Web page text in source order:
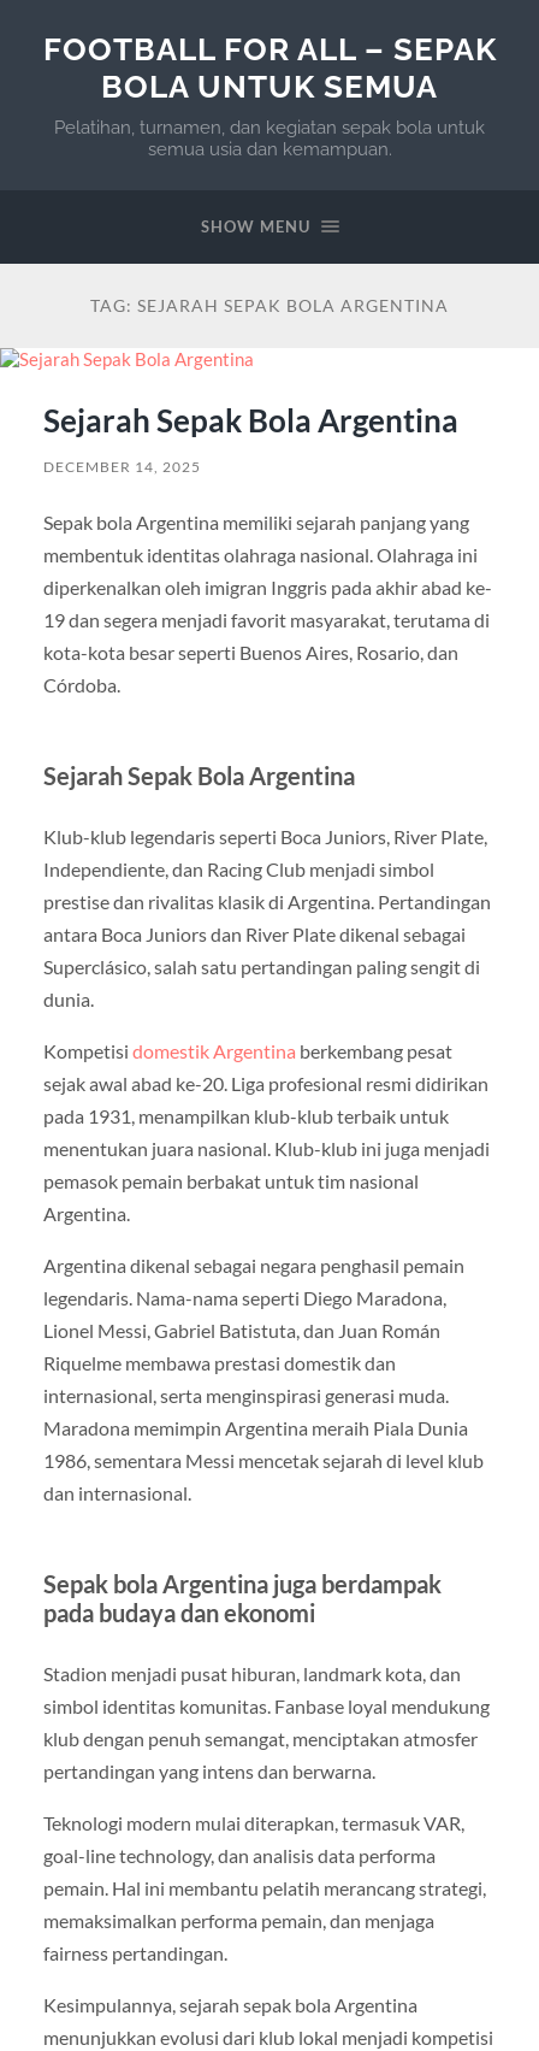
FOOTBALL FOR ALL – SEPAK
BOLA UNTUK SEMUA
Pelatihan, turnamen, dan kegiatan sepak bola untuk
semua usia dan kemampuan.
SHOW MENU
TAG: SEJARAH SEPAK BOLA ARGENTINA
Sejarah Sepak Bola Argentina
DECEMBER 14, 2025
Sepak bola Argentina memiliki sejarah panjang yang
membentuk identitas olahraga nasional. Olahraga ini
diperkenalkan oleh imigran Inggris pada akhir abad ke-
19 dan segera menjadi favorit masyarakat, terutama di
kota-kota besar seperti Buenos Aires, Rosario, dan
Córdoba.
Sejarah Sepak Bola Argentina
Klub-klub legendaris seperti Boca Juniors, River Plate,
Independiente, dan Racing Club menjadi simbol
prestise dan rivalitas klasik di Argentina. Pertandingan
antara Boca Juniors dan River Plate dikenal sebagai
Superclásico, salah satu pertandingan paling sengit di
dunia.
Kompetisi domestik Argentina berkembang pesat
sejak awal abad ke-20. Liga profesional resmi didirikan
pada 1931, menampilkan klub-klub terbaik untuk
menentukan juara nasional. Klub-klub ini juga menjadi
pemasok pemain berbakat untuk tim nasional
Argentina.
Argentina dikenal sebagai negara penghasil pemain
legendaris. Nama-nama seperti Diego Maradona,
Lionel Messi, Gabriel Batistuta, dan Juan Román
Riquelme membawa prestasi domestik dan
internasional, serta menginspirasi generasi muda.
Maradona memimpin Argentina meraih Piala Dunia
1986, sementara Messi mencetak sejarah di level klub
dan internasional.
Sepak bola Argentina juga berdampak
pada budaya dan ekonomi
Stadion menjadi pusat hiburan, landmark kota, dan
simbol identitas komunitas. Fanbase loyal mendukung
klub dengan penuh semangat, menciptakan atmosfer
pertandingan yang intens dan berwarna.
Teknologi modern mulai diterapkan, termasuk VAR,
goal-line technology, dan analisis data performa
pemain. Hal ini membantu pelatih merancang strategi,
memaksimalkan performa pemain, dan menjaga
fairness pertandingan.
Kesimpulannya, sejarah sepak bola Argentina
menunjukkan evolusi dari klub lokal menjadi kompetisi